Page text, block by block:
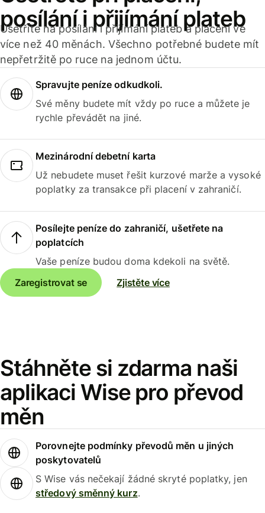
posílání i přijímání plateb
Ušetříte na posílání i přijímání plateb a placení ve
více než 40 měnách. Všechno potřebné budete mít
nepřetržitě po ruce na jednom účtu.
Spravujte peníze odkudkoli.
Své měny budete mít vždy po ruce a můžete je
rychle převádět na jiné.
Mezinárodní debetní karta
Už nebudete muset řešit kurzové marže a vysoké
poplatky za transakce při placení v zahraničí.
Posílejte peníze do zahraničí, ušetřete na
poplatcích
Vaše peníze budou doma kdekoli na světě.
Zaregistrovat se
Zjistěte více
Stáhněte si zdarma naši
aplikaci Wise pro převod
měn
Porovnejte podmínky převodů měn u jiných
poskytovatelů
S Wise vás nečekají žádné skryté poplatky, jen
středový směnný kurz.